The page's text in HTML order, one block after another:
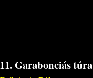
11. Garabonciás túra